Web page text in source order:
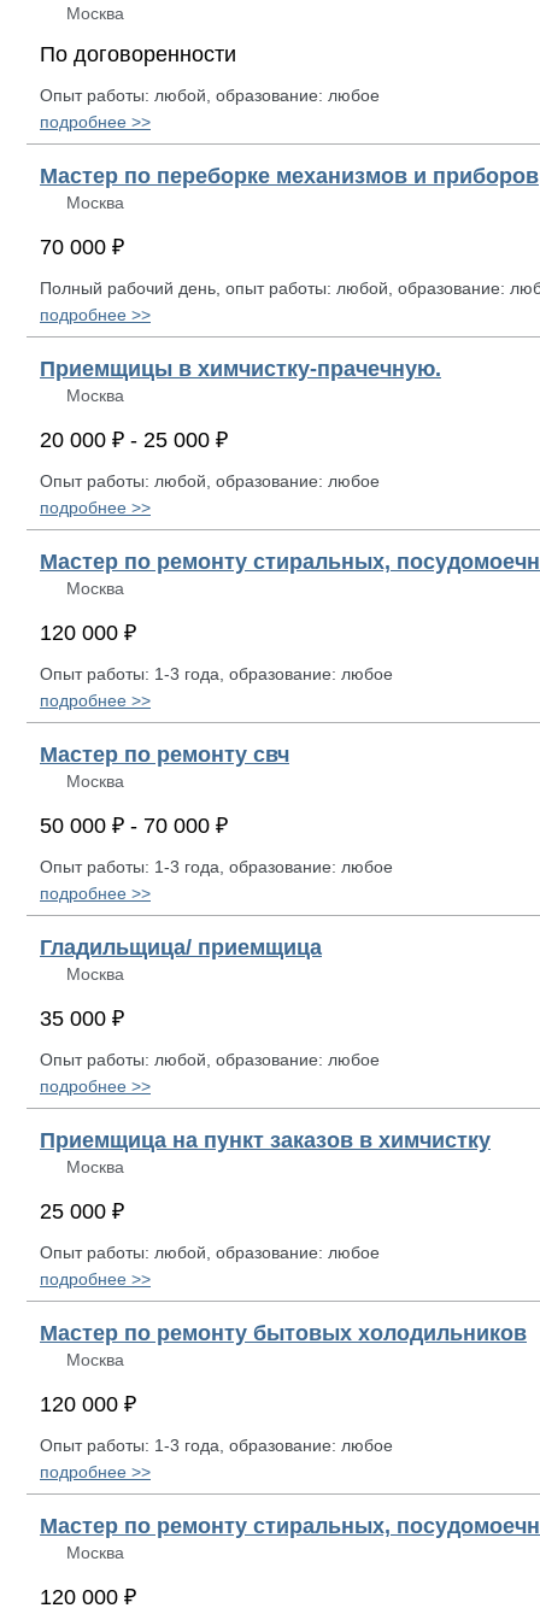
Москва
По договоренности
Опыт работы: любой, образование: любое
подробнее >>
Мастер по переборке механизмов и приборов
Москва
70 000 ₽
Полный рабочий день, опыт работы: любой, образование:
подробнее >>
Приемщицы в химчистку-прачечную.
Москва
20 000 ₽ - 25 000 ₽
Опыт работы: любой, образование: любое
подробнее >>
Мастер по ремонту стиральных,
Москва
120 000 ₽
Опыт работы: 1-3 года, образование: любое
подробнее >>
Мастер по ремонту свч
Москва
50 000 ₽ - 70 000 ₽
Опыт работы: 1-3 года, образование: любое
подробнее >>
Гладильщица/ приемщица
Москва
35 000 ₽
Опыт работы: любой, образование: любое
подробнее >>
Приемщица на пункт заказов в химчистку
Москва
25 000 ₽
Опыт работы: любой, образование: любое
подробнее >>
Мастер по ремонту бытовых холодильников
Москва
120 000 ₽
Опыт работы: 1-3 года, образование: любое
подробнее >>
Мастер по ремонту стиральных,
Москва
120 000 ₽